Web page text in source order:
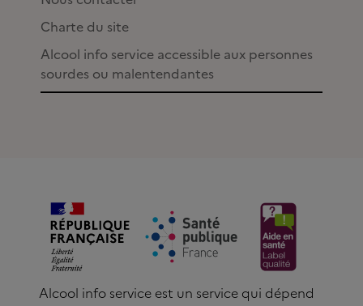
Charte du site
Alcool info service accessible aux personnes
sourdes ou malentendantes
Alcool info service est un service qui dépend